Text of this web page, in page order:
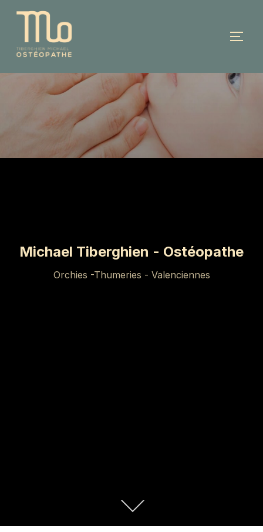
Michael Tiberghien - Ostéopathe
Orchies -Thumeries - Valenciennes